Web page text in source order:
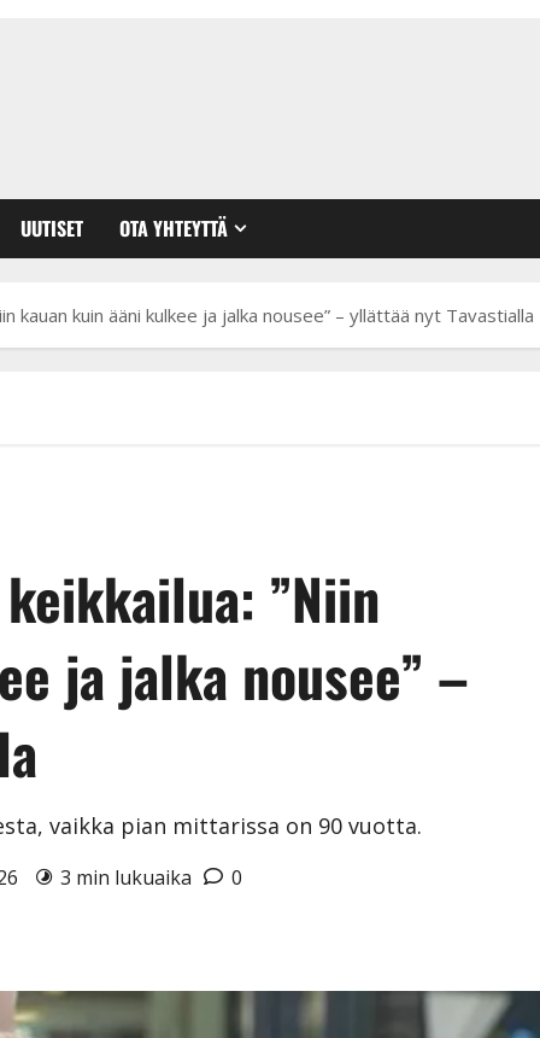
UUTISET OTA YHTEYTTÄ
kauan kuin ääni kulkee ja jalka nousee” – yllättää nyt Tavastialla
”Niin
ja jalka nousee” –
vaikka pian mittarissa on 90 vuotta.
3 min lukuaika 0